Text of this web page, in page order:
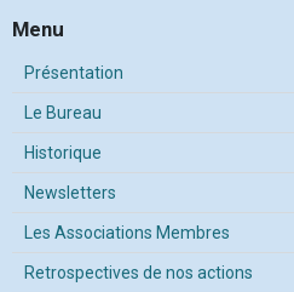
Menu
Présentation
Le Bureau
Historique
Newsletters
Les Associations Membres
Retrospectives de nos actions